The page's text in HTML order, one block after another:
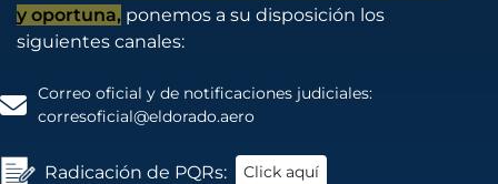
y oportuna, ponemos a su disposición los
siguientes canales:
Correo oficial y de notificaciones judiciales:
corresoficial@eldorado.aero
Radicación de PQRs: Click aquí